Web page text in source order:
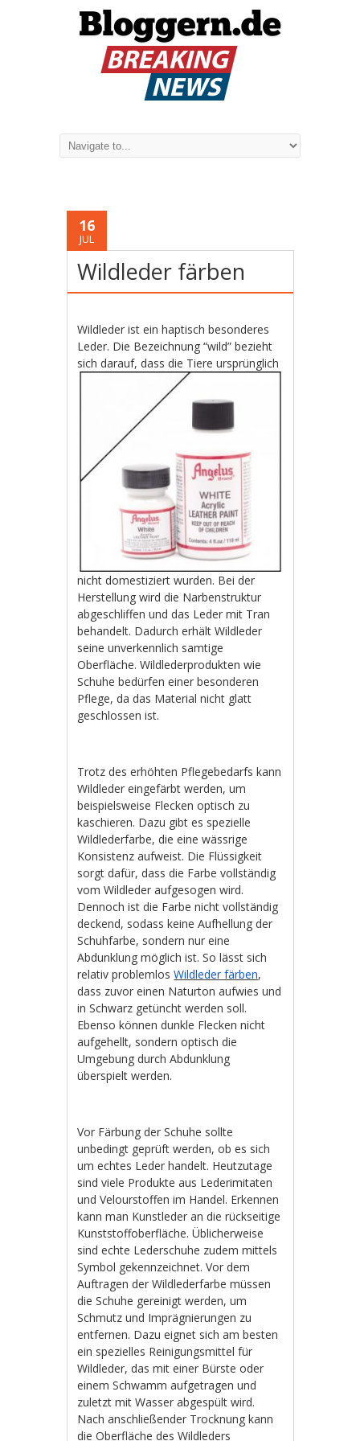
16
JUL
Wildleder färben
Wildleder ist ein haptisch besonderes
Leder. Die Bezeichnung “wild” bezieht
sich darauf,dass die Tiere ursprünglich
nicht domestiziert wurden. Bei der
Herstellung wird die Narbenstruktur
abgeschliffen und das Leder mit Tran
behandelt. Dadurch erhält Wildleder
seine unverkennlich samtige
Oberfläche. Wildlederprodukten wie
Schuhe bedürfen einer besonderen
Pflege, da das Material nicht glatt
geschlossen ist.
Trotz des erhöhten Pflegebedarfs kann
Wildleder eingefärbt werden, um
beispielsweise Flecken optisch zu
kaschieren. Dazu gibt es spezielle
Wildlederfarbe, die eine wässrige
Konsistenz aufweist. Die Flüssigkeit
sorgt dafür, dass die Farbe vollständig
vom Wildleder aufgesogen wird.
Dennoch ist die Farbe nicht vollständig
deckend, sodass keine Aufhellung der
Schuhfarbe, sondern nur eine
Abdunklung möglich ist. So lässt sich
relativ problemlosWildleder färben,
dass zuvor einen Naturton aufwies und
in Schwarz getüncht werden soll.
Ebenso können dunkle Flecken nicht
aufgehellt, sondern optisch die
Umgebung durch Abdunklung
überspielt werden.
Vor Färbung der Schuhe sollte
unbedingt geprüft werden, ob es sich
um echtes Leder handelt. Heutzutage
sind viele Produkte aus Lederimitaten
und Velourstoffen im Handel. Erkennen
kann man Kunstleder an die rückseitige
Kunststoffoberfläche. Üblicherweise
sind echte Lederschuhe zudem mittels
Symbol gekennzeichnet. Vor dem
Auftragen der Wildlederfarbe müssen
die Schuhe gereinigt werden, um
Schmutz und Imprägnierungen zu
entfernen. Dazu eignet sich am besten
ein spezielles Reinigungsmittel für
Wildleder, das mit einer Bürste oder
einem Schwamm aufgetragen und
zuletzt mit Wasser abgespült wird.
Nach anschließender Trocknung kann
die Oberfläche des Wildleders